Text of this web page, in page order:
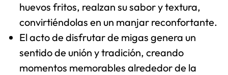
huevos fritos, realzan su sabor y textura,
convirtiéndolas en un manjar reconfortante.
El acto de disfrutar de migas genera un
sentido de unión y tradición, creando
momentos memorables alrededor de la